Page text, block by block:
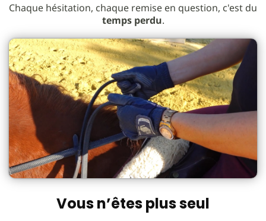
Chaque hésitation, chaque remise en question, c'est du
temps perdu.
Vous n’êtes plus seul